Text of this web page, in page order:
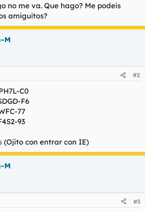
no me va. Que hago? Me podeis
amiguitos?
M
#2
C0
F6
77
93
(Ojito con entrar con IE)
M
#3